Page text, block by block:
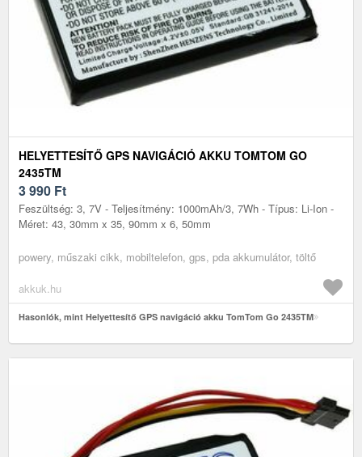
HELYETTESÍTŐ GPS NAVIGÁCIÓ AKKU TOMTOM GO
2435TM
3 990 Ft
Feszültség: 3, 7V - Teljesítmény: 1000mAh/3, 7Wh - Típus: Li-Ion -
Méret: 43, 30mm x 35, 90mm x 6, 50mm
powery, műszaki cikk, mobiltelefon, gps, pda akkumulátor, töltő
akkuk.hu
Hasonlók, mint Helyettesítő GPS navigáció akku TomTom Go 2435TM